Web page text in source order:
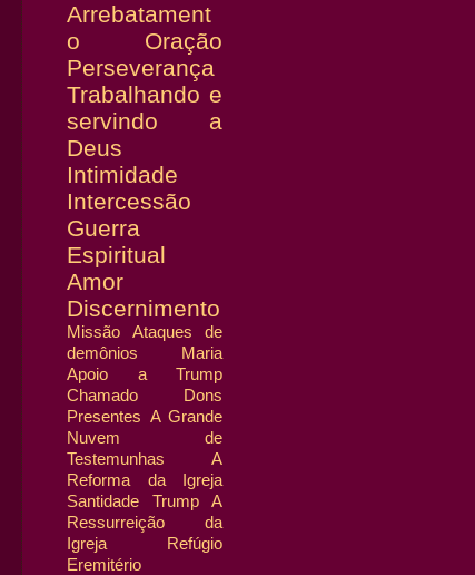
Arrebatament
o
Oração
Perseverança
Trabalhando e
servindo a
Deus
Intimidade
Intercessão
Guerra
Espiritual
Amor
Discernimento
Missão
Ataques de
demônios
Maria
Apoio a Trump
Chamado
Dons
Presentes A Grande
Nuvem de
Testemunhas
A
Reforma da Igreja
Santidade
Trump
A
Ressurreição da
Igreja
Refúgio
Eremitério